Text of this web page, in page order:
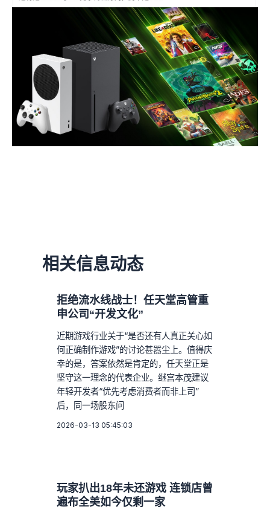
相关信息动态
拒绝流水线战士！任天堂高管重
申公司“开发文化”
近期游戏行业关于“是否还有人真正关心如
何正确制作游戏”的讨论甚嚣尘上。值得庆
幸的是，答案依然是肯定的，任天堂正是
坚守这一理念的代表企业。继宫本茂建议
年轻开发者“优先考虑消费者而非上司”
后，同一场股东问
2026-03-13 05:45:03
玩家扒出18年未还游戏 连锁店曾
遍布全美如今仅剩一家